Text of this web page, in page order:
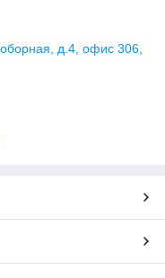
д.4, офис 306,